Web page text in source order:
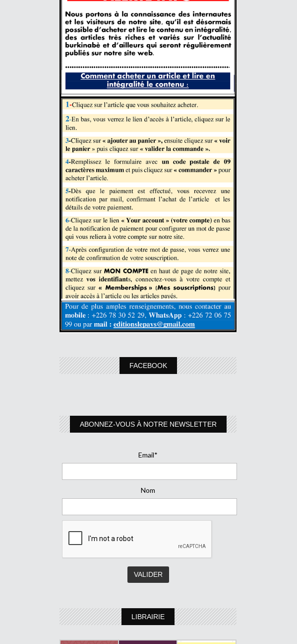
FACEBOOK
ABONNEZ-VOUS À NOTRE NEWSLETTER
Email*
Nom
LIBRAIRIE